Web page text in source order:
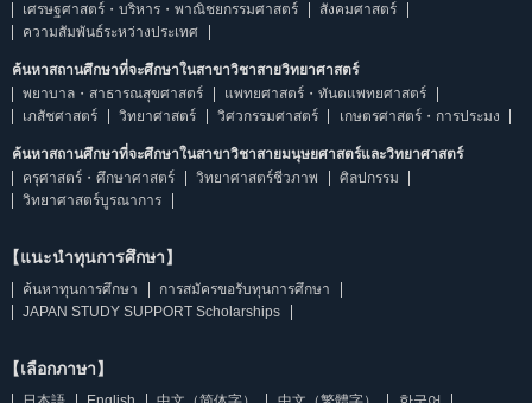
เศรษฐศาสตร์・บริหาร・พาณิชยกรรมศาสตร์
สังคมศาสตร์
ความสัมพันธ์ระหว่างประเทศ
ค้นหาสถานศึกษาที่จะศึกษาในสาขาวิชาสายวิทยาศาสตร์
พยาบาล・สาธารณสุขศาสตร์
แพทยศาสตร์・ทันตแพทยศาสตร์
เภสัชศาสตร์
วิทยาศาสตร์ วิศวกรรมศาสตร์ เกษตรศาสตร์・การประมง
ค้นหาสถานศึกษาที่จะศึกษาในสาขาวิชาสายมนุษยศาสตร์และวิทยาศาสตร์
ครุศาสตร์・ศึกษาศาสตร์
วิทยาศาสตร์ชีวภาพ
ศิลปกรรม
วิทยาศาสตร์บูรณาการ
【แนะนำทุนการศึกษา】
ค้นหาทุนการศึกษา
การสมัครขอรับทุนการศึกษา
JAPAN STUDY SUPPORT Scholarships
【เลือกภาษา】